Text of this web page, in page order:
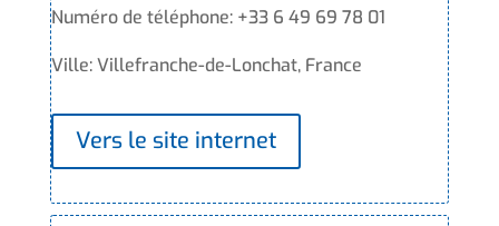
Numéro de téléphone: +33 6 49 69 78 01
Ville: Villefranche-de-Lonchat, France
Vers le site internet